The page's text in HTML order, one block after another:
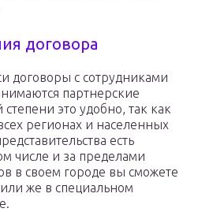
договора
договоры с сотрудниками
партнерские
это удобно, так как
регионах и населенных
есть
числе и за пределами
в своем городе вы сможете
же в специальном